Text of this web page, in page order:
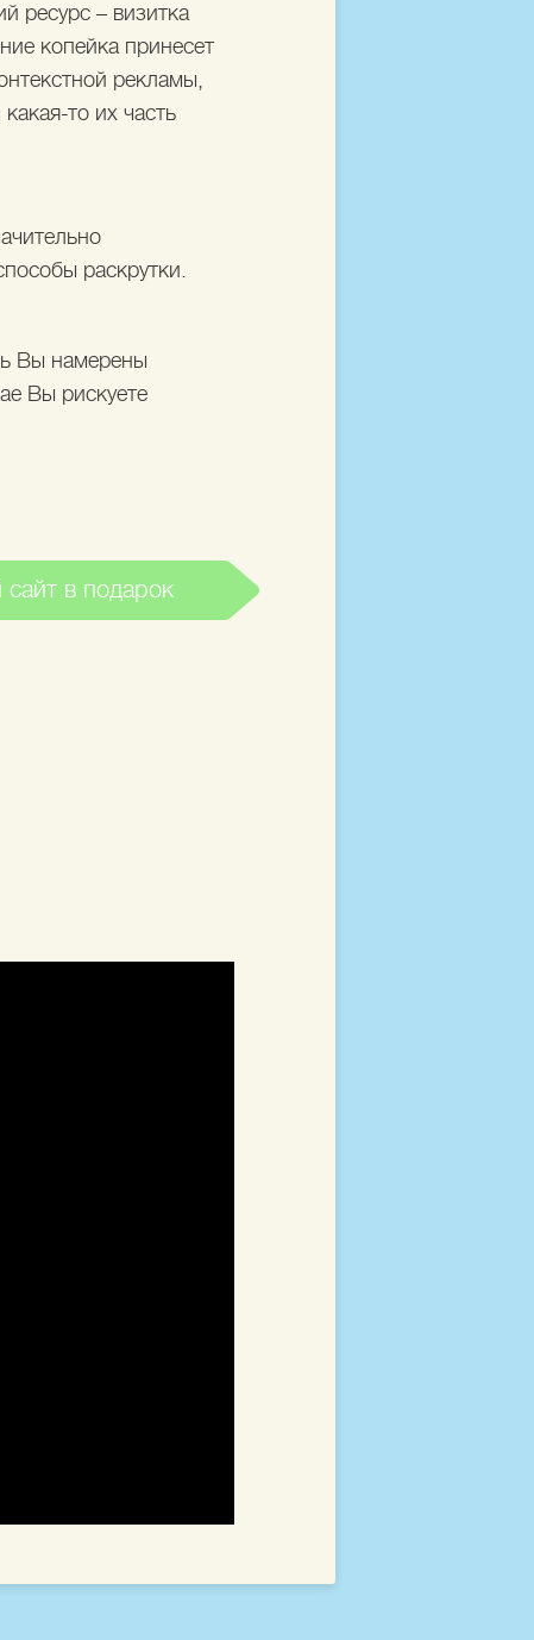
ресурс – визитка
копейка принесет
рекламы,
то их часть
раскрутки.
Вы намерены
Вы рискуете
сайт в подарок